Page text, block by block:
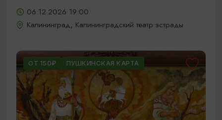
06.12.2026 19:00
Калининград, Калининградский театр эстрады
ОТ 150₽ ПУШКИНСКАЯ КАРТА